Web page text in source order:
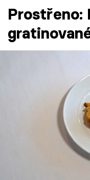
TV Program
Prostřeno: